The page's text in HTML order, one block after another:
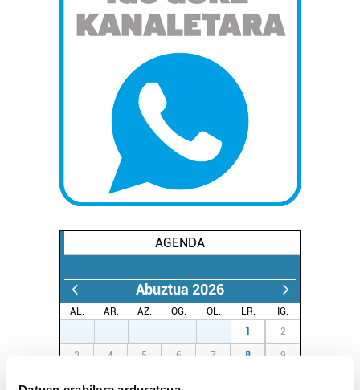
AGENDA
Abuztua 2026
AL. AR. AZ. OG. OL. LR.
IG.
1 2
3 4 5 6 7 8 9